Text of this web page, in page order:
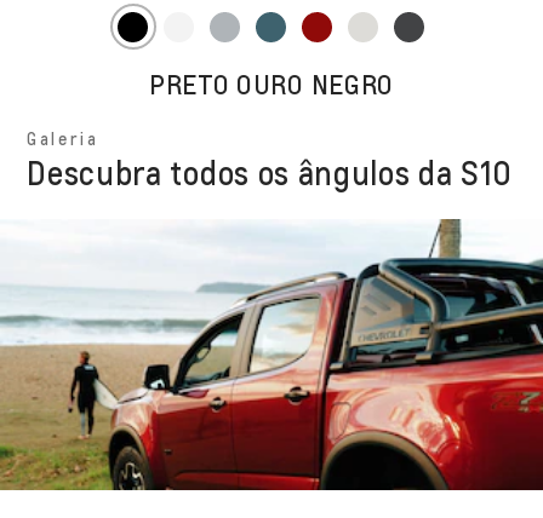
PRETO OURO NEGRO
Galeria
Descubra todos os ângulos da S10